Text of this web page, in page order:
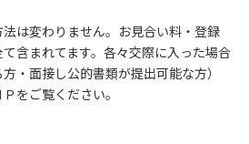
は変わりません。お見合い料・登録
含まれてます。各々交際に入った場合
・面接し公的書類が提出可能な方）
をご覧ください。